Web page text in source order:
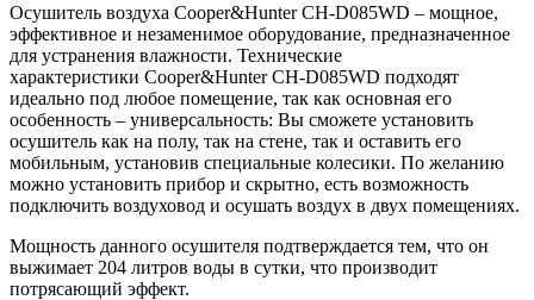
Осушитель воздуха Cooper&Hunter CH-D085WD – мощное,
эффективное и незаменимое оборудование, предназначенное
для устранения влажности. Технические
характеристики Cooper&HunterCH-D085WD подходят
идеально под любое помещение, так как основная его
особенность – универсальность: Вы сможете установить
осушитель как на полу, так на стене, так и оставить его
мобильным, установив специальные колесики. По желанию
можно установить прибор и скрытно, есть возможность
подключить воздуховод и осушать воздух в двух помещениях.
Мощность данного осушителя подтверждается тем, что он
выжимает 204 литров воды в сутки, что производит
потрясающий эффект.